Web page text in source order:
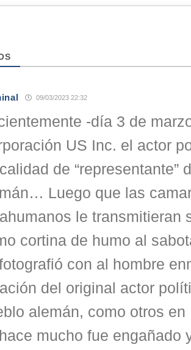
09/03/2023 22:32
-día 3 de
US Inc. el actor
de “representante”
Luego que las
le transmitieran
cortina de humo al
con al hombre
del original actor
alemán, como otros
mucho fue engañado